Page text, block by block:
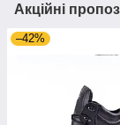
Акційні
–42%